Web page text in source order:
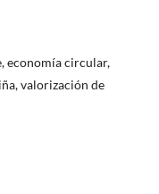
economía circular,
valorización de